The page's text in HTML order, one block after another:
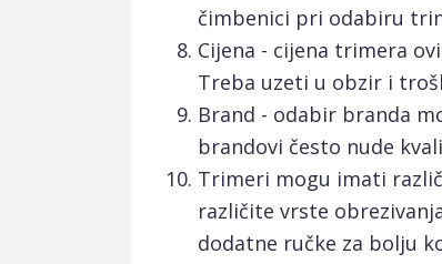
čimbenici pri odabiru
Cijena - cijena trimera
Treba uzeti u obzir i
Brand - odabir branda
brandovi često nude
Trimeri mogu imati
različite vrste
dodatne ručke za bolju